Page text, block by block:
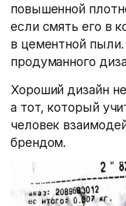
повышенной
если смять его в
в цементной
продуманного
Хороший дизайн
а тот, который
человек
брендом.